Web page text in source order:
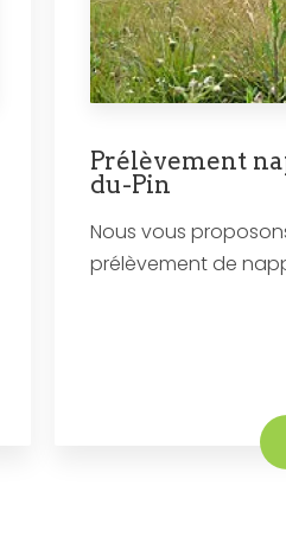
Prélèvement
du-Pin
Nous vous
prélèvement de